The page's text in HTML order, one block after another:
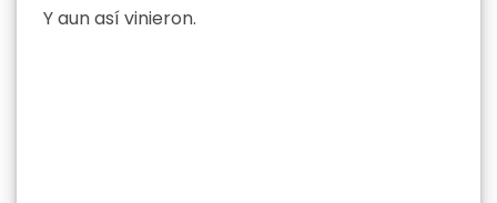
Y aun así vinieron.